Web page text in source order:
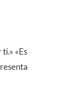
«Es